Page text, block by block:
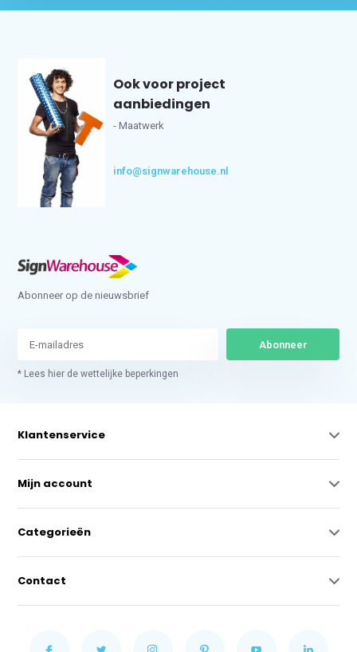
Ook voor project
aanbiedingen
- Maatwerk
info@signwarehouse.nl
Abonneer op de nieuwsbrief
Abonneer
* Lees hier de wettelijke beperkingen
Klantenservice
Mijn account
Categorieën
Contact